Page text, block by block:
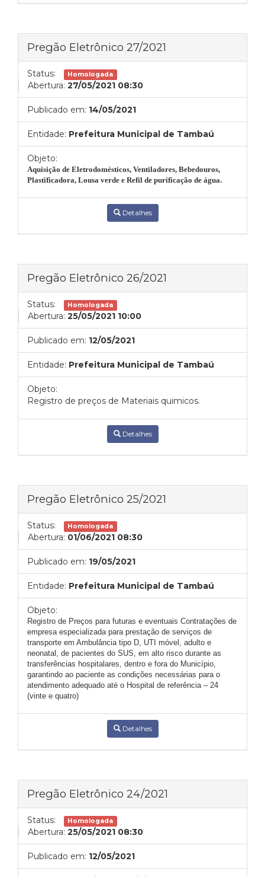
Pregão Eletrônico 27/2021
Status: Homologada
Abertura: 27/05/2021 08:30
Publicado em: 14/05/2021
Entidade: Prefeitura Municipal de Tambaú
Objeto:
Aquisição de Eletrodomésticos, Ventiladores, Bebedouros,
Plastificadora, Lousa verde e Refil de purificação de água.
Detalhes
Pregão Eletrônico 26/2021
Status: Homologada
Abertura: 25/05/2021 10:00
Publicado em: 12/05/2021
Entidade: Prefeitura Municipal de Tambaú
Objeto:
Registro de preços de Materiais quimicos.
Detalhes
Pregão Eletrônico 25/2021
Status: Homologada
Abertura: 01/06/2021 08:30
Publicado em: 19/05/2021
Entidade: Prefeitura Municipal de Tambaú
Objeto:
Registro de Preços para futuras e eventuais Contratações de
empresa especializada para prestação de serviços de
transporte em Ambulância tipo D, UTI móvel, adulto e
neonatal, de pacientes do SUS, em alto risco durante as
transferências hospitalares, dentro e fora do Município,
garantindo ao paciente as condições necessárias para o
atendimento adequado até o Hospital de referência – 24
(vinte e quatro)
Detalhes
Pregão Eletrônico 24/2021
Status: Homologada
Abertura: 25/05/2021 08:30
Publicado em: 12/05/2021